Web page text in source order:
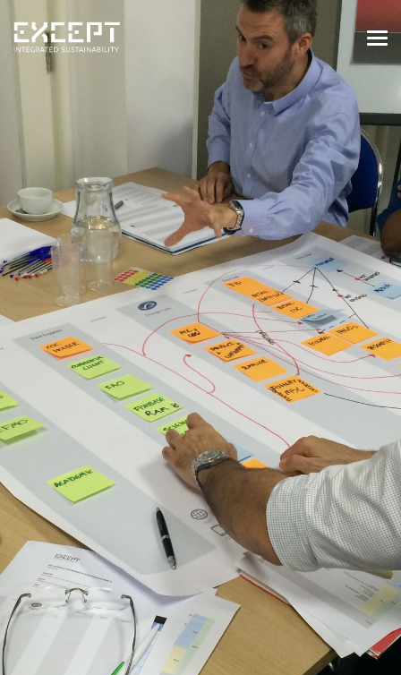
DIENSTEN
DIENSTEN OVERZICHT
GEBOUWDE & NATUURLIJKE
OMGEVING
ORGANISATIES & INDUSTRIE
TRAININGEN & WORKSHOPS
PROJECTEN
KENNISBANK
OVER ONS
OVER ONS
ONZE AANPAK
WERKEN BIJ EXCEPT
NIEUWS & EVENEMENTEN
ENGLISH CONTACT